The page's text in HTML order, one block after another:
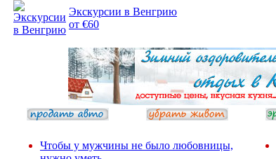
Экскурсии в Венгрию
от €60
Чтобы у мужчины не было любовницы,